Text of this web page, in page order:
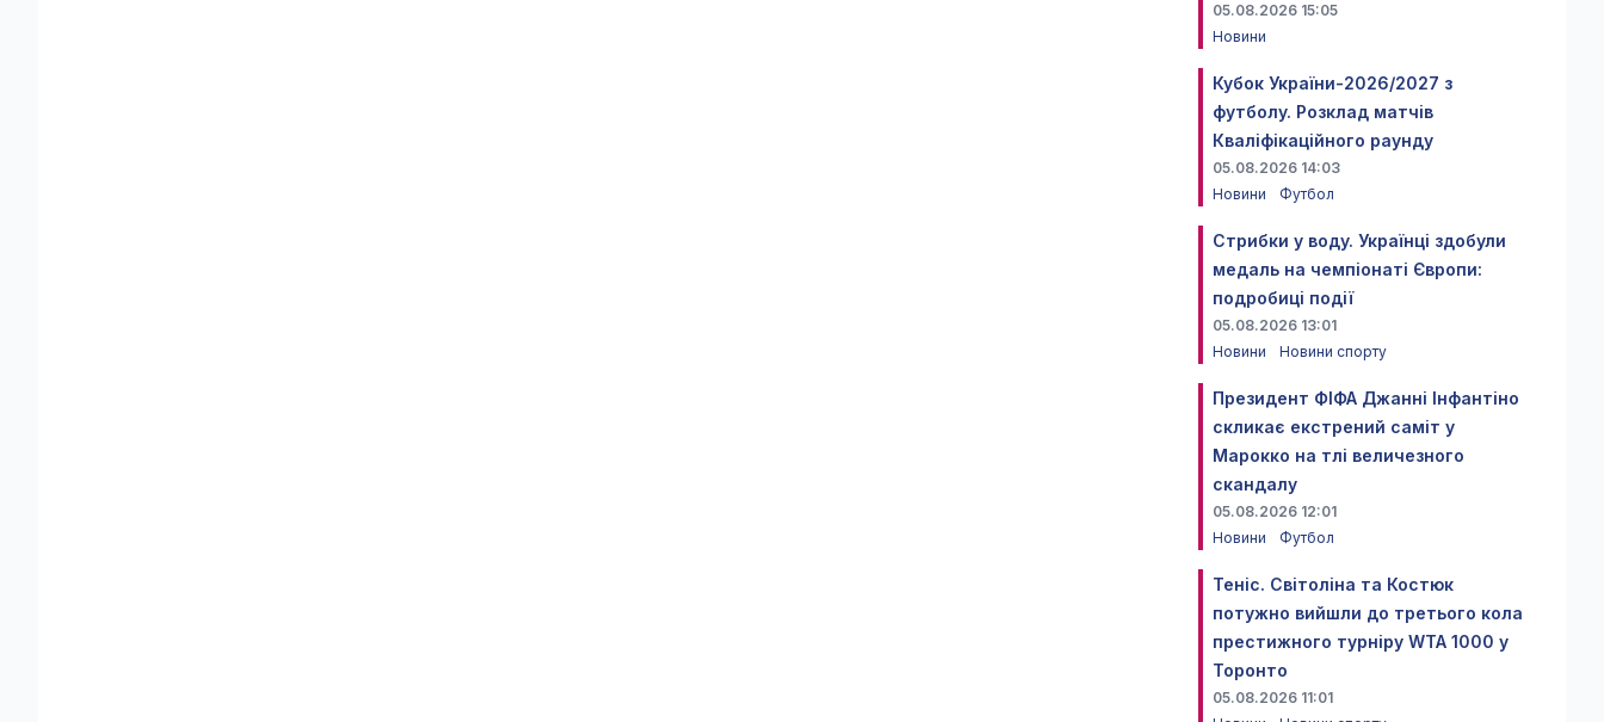
05.08.2026 15:05
Новини
Кубок України-2026/2027 з
футболу. Розклад матчів
Кваліфікаційного раунду
05.08.2026 14:03
Новини
Футбол
Стрибки у воду. Українці здобули
медаль на чемпіонаті Європи:
подробиці події
05.08.2026 13:01
Новини
Новини спорту
Президент ФІФА Джанні Інфантіно
скликає екстрений саміт у
Марокко на тлі величезного
скандалу
05.08.2026 12:01
Новини
Футбол
Теніс. Світоліна та Костюк
потужно вийшли до третього кола
престижного турніру WTA 1000 у
Торонто
05.08.2026 11:01